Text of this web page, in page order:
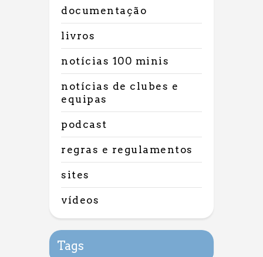
documentação
livros
notícias 100 minis
notícias de clubes e
equipas
podcast
regras e regulamentos
sites
vídeos
Tags